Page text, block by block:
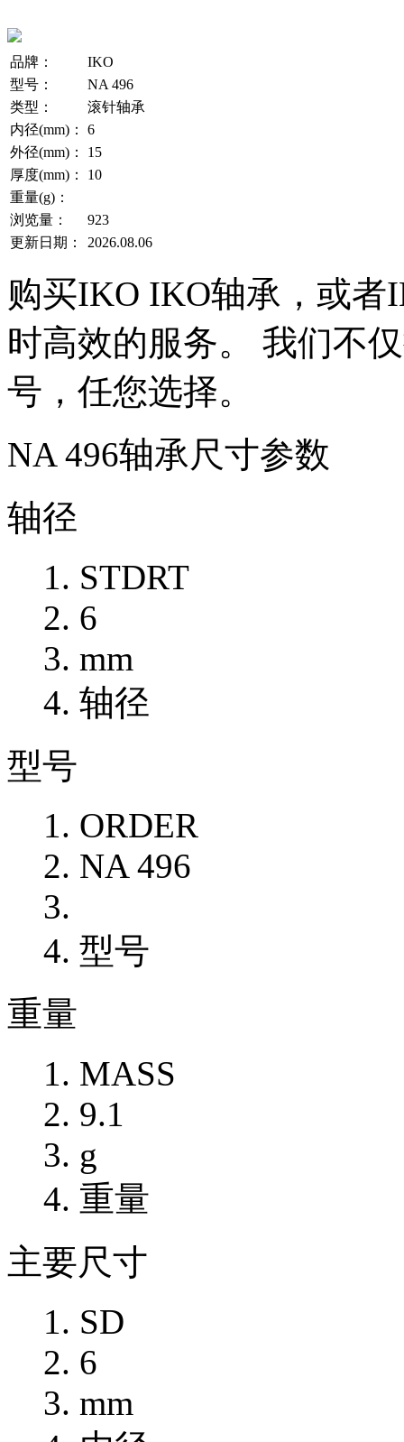
品牌：
IKO
型号：
NA 496
类型：
滚针轴承
内径(mm)：
6
外径(mm)：
15
厚度(mm)：
10
重量(g)：
浏览量：
923
更新日期：
2026.08.06
购买IKO IKO轴承，或者
时高效的服务。 我们不
号，任您选择。
NA 496轴承尺寸参数
轴径
STDRT
6
mm
轴径
型号
ORDER
NA 496
型号
重量
MASS
9.1
g
重量
主要尺寸
SD
6
mm